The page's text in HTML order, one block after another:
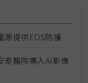
源提供EOS防護
泰醫院導入AI影像